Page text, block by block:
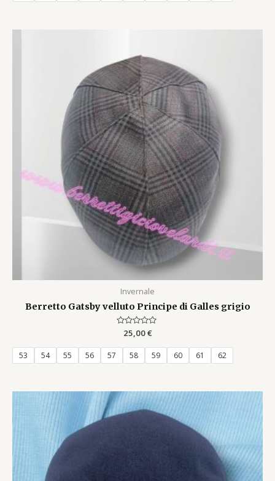
Invernale
Berretto Gatsby velluto Principe di Galles grigio
Rated
out
25,00€
53 54 55 56 57 58 59 60 61 62